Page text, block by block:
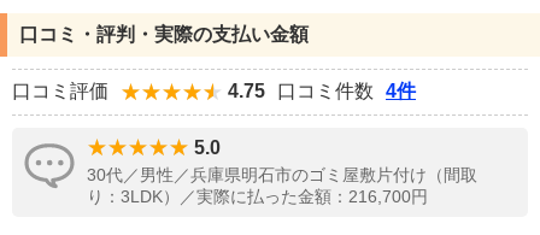
口コミ・評判・実際の支払い金額
口コミ評価 4.75 口コミ件数 4件
5.0
30代／男性／兵庫県明石市のゴミ屋敷片付け（間取
り：3LDK）／実際に払った金額：216,700円